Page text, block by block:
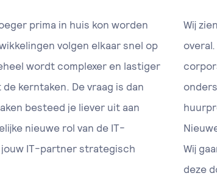
prima in huis kon worden
volgen elkaar snel op
wordt complexer en lastiger
kerntaken. De vraag is dan
besteed je liever uit aan
nieuwe rol van de IT-
IT-partner strategisch
Wij
Wij
deze